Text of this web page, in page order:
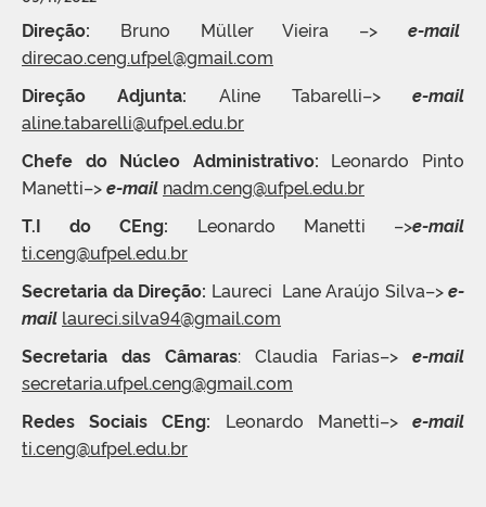
Direção: Bruno Müller Vieira –>e-mail
direcao.ceng.ufpel@gmail.com
Direção Adjunta: Aline Tabarelli–> e-mail
aline.tabarelli@ufpel.edu.br
Chefe do Núcleo Administrativo: Leonardo Pinto
Manetti–>e-mail nadm.ceng@ufpel.edu.br
T.I do CEng: Leonardo Manetti –>e-mail
ti.ceng@ufpel.edu.br
Secretaria da Direção: Laureci Lane Araújo Silva–>e-
mail laureci.silva94@gmail.com
Secretaria das Câmaras: Claudia Farias–> e-mail
secretaria.ufpel.ceng@gmail.com
Redes Sociais CEng: Leonardo Manetti–>e-mail
ti.ceng@ufpel.edu.br